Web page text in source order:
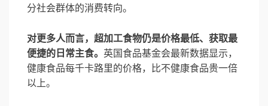
分社会群体的消费转向。
对更多人而言，超加工食物仍是价格最低、获取最
便捷的日常主食。 英国食品基金会最新数据显示，
健康食品每千卡路里的价格，比不健康食品贵一倍
以上。